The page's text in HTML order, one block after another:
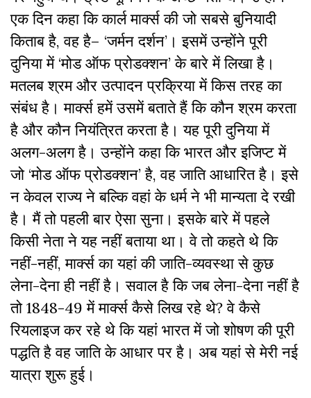
एक दिन कहा कि कार्ल मार्क्स की जो सबसे बुनियादी
किताब है, वह है– ‘जर्मन दर्शन’। इसमें उन्होंने पूरी
दुनिया में ‘मोड ऑफ प्रोडक्शन’ के बारे में लिखा है।
मतलब श्रम और उत्पादन प्रक्रिया में किस तरह का
संबंध है। मार्क्स हमें उसमें बताते हैं कि कौन श्रम करता
है और कौन नियंत्रित करता है। यह पूरी दुनिया में
अलग-अलग है। उन्होंने कहा कि भारत और इजिप्ट में
जो ‘मोड ऑफ प्रोडक्शन’ है, वह जाति आधारित है। इसे
न केवल राज्य ने बल्कि वहां के धर्म ने भी मान्यता दे रखी
है। मैं तो पहली बार ऐसा सुना। इसके बारे में पहले
किसी नेता ने यह नहीं बताया था। वे तो कहते थे कि
नहीं-नहीं, मार्क्स का यहां की जाति-व्यवस्था से कुछ
लेना-देना ही नहीं है। सवाल है कि जब लेना-देना नहीं है
तो 1848-49 में मार्क्स कैसे लिख रहे थे? वे कैसे
रियलाइज कर रहे थे कि यहां भारत में जो शोषण की पूरी
पद्धति है वह जाति के आधार पर है। अब यहां से मेरी नई
यात्रा शुरू हुई।